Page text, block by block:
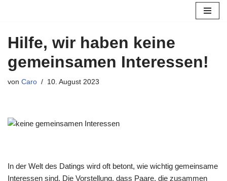
Inhalt
Hilfe, wir haben keine
gemeinsamen Interessen!
von Caro 10. August 2023
In der Welt des Datings wird oft betont, wie wichtig gemeinsame
Interessen sind. Die Vorstellung, dass Paare, die zusammen